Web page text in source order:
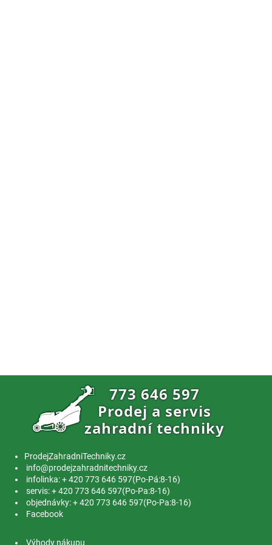
ProdejZahradniTechniky.cz
info@prodejzahradnitechniky.cz
infolinka: + 420 773 646 597(Po-Pá:8-16)
servis: + 420 773 646 597(Po-Pa:8-16)
objednávky: + 420 773 646 597(Po-Pa:8-16)
Facebook
Výhody nákupu